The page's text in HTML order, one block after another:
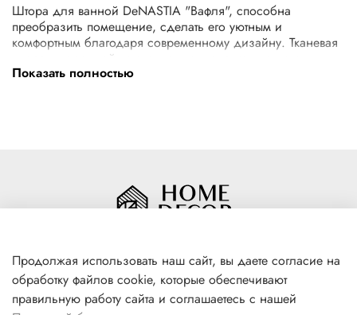
Штора для ванной DeNASTIA "Вафля", способна
преобразить помещение, сделать его уютным и
комфортным благодаря современному дизайну. Тканевая
штора для ванной комнаты выполнена из плотного
полиэстера с водоотталкивающей пропиткой, устойчивого
Размер шторки в ванную 180 (ширина) х 200 (высота).
Шторы можно применять как шторы для летнего душа.
Показать полностью
+7(996) 316 00 81
г. Якутск, ул. Лермонтова 102
Продолжая использовать наш сайт, вы даете согласие на
обработку файлов cookie, которые обеспечивают
правильную работу сайта и соглашаетесь с нашей